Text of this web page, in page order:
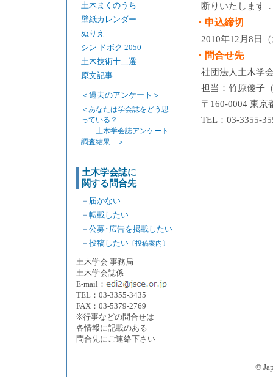
土木まくのうち
壁紙カレンダー
ぬりえ
シン ドボク 2050
土木技術十二選
原文記事
＜過去のアンケート＞
＜あなたは学会誌をどう思
っている？
－土木学会誌アンケート
調査結果－＞
土木学会誌に
関する問合先
＋ 届かない
＋ 転載したい
＋ 公募･広告を掲載したい
＋ 投稿したい 〔投稿案内〕
土木学会 事務局
土木学会誌係
E-mail：
TEL：03-3355-3435
FAX：03-5379-2769
※行事などの問合せは
各情報に記載のある
問合先にご連絡下さい
断りいたします
・申込締切
2010年12月8日
・問合せ先
社団法人土木学
担当：竹原優子
〒160-0004 東京
TEL：03-3355-
©